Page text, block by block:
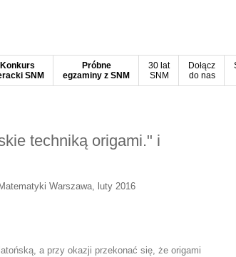
Konkurs
SNM
Próbne
egzaminy z SNM
30 lat
SNM
Dołącz
do nas
techniką origami." i
Warszawa, luty 2016
a przy okazji przekonać się, że origami